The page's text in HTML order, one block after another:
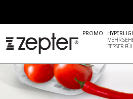
PROMO
MEHR
BESSER